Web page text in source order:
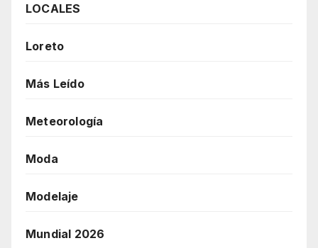
LOCALES
Loreto
Más Leído
Meteorología
Moda
Modelaje
Mundial 2026